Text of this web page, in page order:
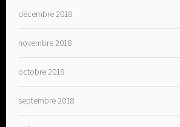
décembre 2018
novembre 2018
octobre 2018
septembre 2018